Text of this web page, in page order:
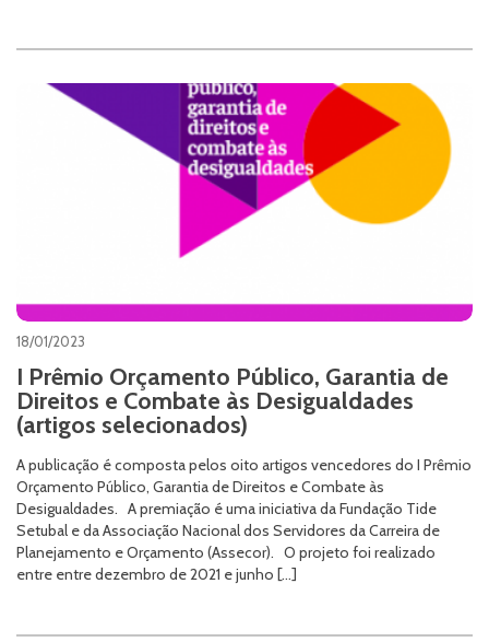
18/01/2023
I Prêmio Orçamento Público, Garantia de
Direitos e Combate às Desigualdades
(artigos selecionados)
A publicação é composta pelos oito artigos vencedores do I Prêmio
Orçamento Público, Garantia de Direitos e Combate às
Desigualdades. A premiação é uma iniciativa da Fundação Tide
Setubal e da Associação Nacional dos Servidores da Carreira de
Planejamento e Orçamento (Assecor). O projeto foi realizado
entre entre dezembro de 2021 e junho […]